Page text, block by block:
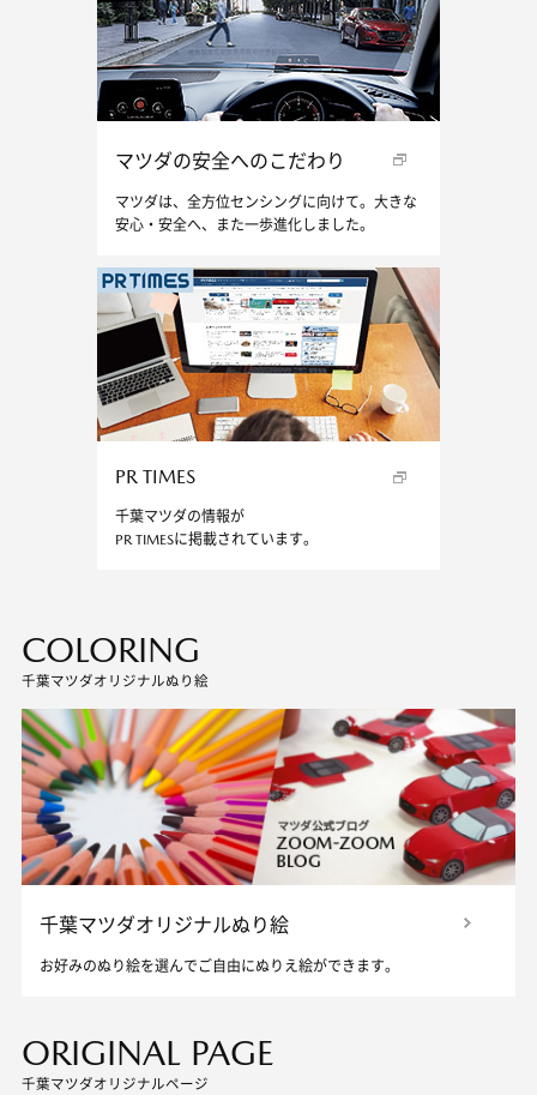
マツダの安全へのこだわり
マツダは、全方位センシングに向けて。大きな
安心・安全へ、また一歩進化しました。
PR TIMES
千葉マツダの情報が
PR TIMESに掲載されています。
COLORING
千葉マツダオリジナルぬり絵
千葉マツダオリジナルぬり絵
お好みのぬり絵を選んでご自由にぬりえ絵ができます。
ORIGINAL PAGE
千葉マツダオリジナルページ